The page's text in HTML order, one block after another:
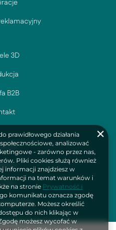
3D
B2B
prawidłowego działania
analizować
- zarówno przez nas,
Pliki cookies służą również
informacji znajdziesz w
na temat warunków i
na stronie Prywatność i
komunikatu oznacza zgodę
Możesz określić
do nich klikając w
możesz wycofać w